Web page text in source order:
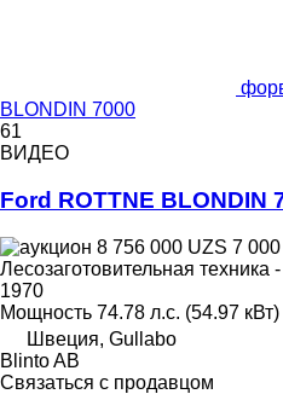
BLONDIN 7000
61
ВИДЕО
Ford ROTTNE BLONDIN
8 756 000 UZS 7
Лесозаготовительная техника
1970
Мощность 74.78 л.с. (54.97 кВт)
Швеция, Gullabo
Blinto AB
Связаться с продавцом